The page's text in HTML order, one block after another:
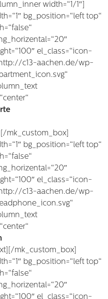
width=“1/1″]
bg_position=“left top“
el_class=“icon-
c13-aachen.de/wp-
mk_custom_box]
bg_position=“left top“
el_class=“icon-
c13-aachen.de/wp-
mk_custom_box]
bg_position=“left top“
el_class=“icon-